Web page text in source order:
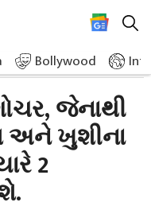
Bollywood
From Today 5 Zodiac Signs
જેનાથી
અને ખુશીના
2